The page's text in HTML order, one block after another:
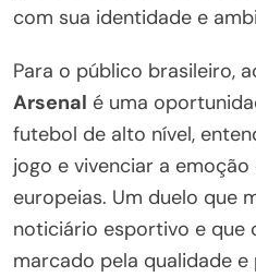
com sua identidade e
Para o público brasileiro,
Arsenal é uma
futebol de alto nível,
jogo e vivenciar a
europeias. Um duelo que
noticiário esportivo e que
marcado pela qualidade